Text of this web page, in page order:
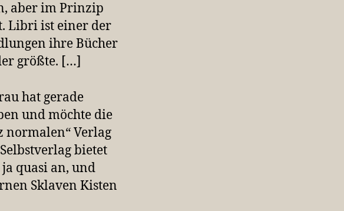
aber im Prinzip
Libri ist einer der
ihre Bücher
größte. […]
hat gerade
und möchte die
normalen“ Verlag
bietet
ja quasi an, und
Sklaven Kisten